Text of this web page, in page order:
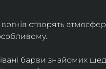
створять
барви знайомих